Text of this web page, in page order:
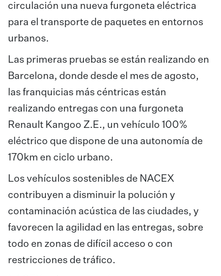
circulación una nueva furgoneta eléctrica
para el transporte de paquetes en entornos
urbanos.
Las primeras pruebas se están realizando en
Barcelona, donde desde el mes de agosto,
las franquicias más céntricas están
realizando entregas con una furgoneta
Renault Kangoo Z.E., un vehículo 100%
eléctrico que dispone de una autonomía de
170km en ciclo urbano.
Los vehículos sostenibles de NACEX
contribuyen a disminuir la polución y
contaminación acústica de las ciudades, y
favorecen la agilidad en las entregas, sobre
todo en zonas de difícil acceso o con
restricciones de tráfico.